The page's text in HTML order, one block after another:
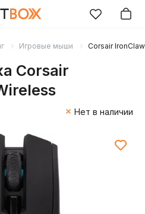
Игровые мыши Corsair
Corsair
Нет в наличии